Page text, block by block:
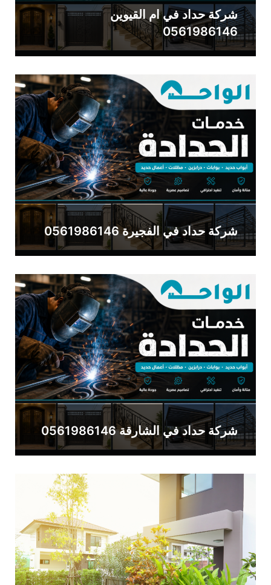
شركة حداد في ام القيوين
0561986146
شركة حداد في الفجيرة 0561986146
شركة حداد في الشارقة 0561986146